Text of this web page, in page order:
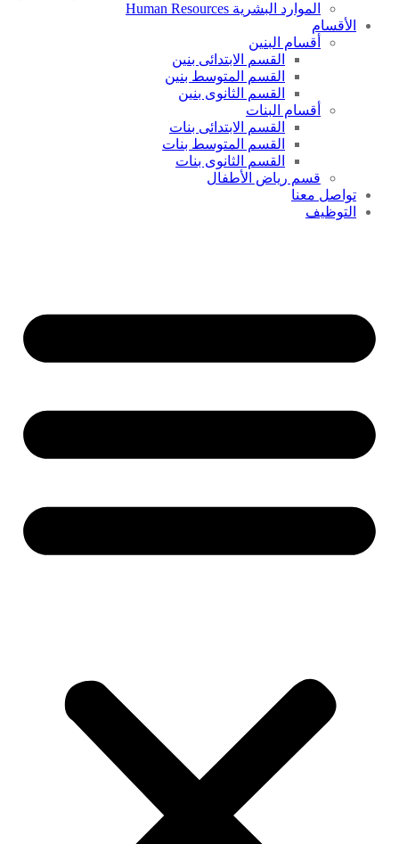
الموارد البشرية Human Resources
الأقسام
أقسام البنين
القسم الابتدائى بنين
القسم المتوسط بنين
القسم الثانوى بنين
أقسام البنات
القسم الابتدائى بنات
القسم المتوسط بنات
القسم الثانوى بنات
قسم رياض الأطفال
تواصل معنا
التوظيف